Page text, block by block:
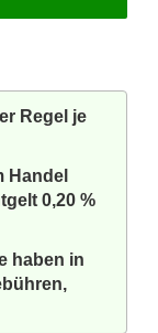
Regel je
Handel
0,20 %
haben in